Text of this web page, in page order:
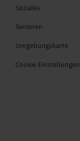
Soziales
Senioren
Umgebungskarte
Cookie Einstellungen